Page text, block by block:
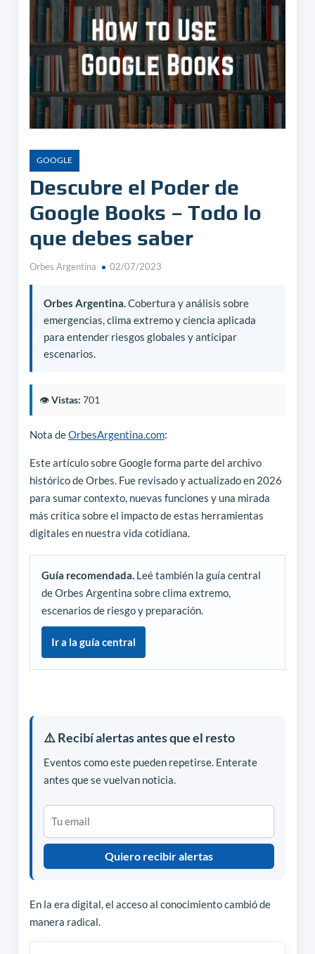
GOOGLE
Descubre el Poder de
Google Books – Todo lo
que debes saber
Orbes Argentina 02/07/2023
Orbes Argentina.Cobertura y análisis sobre
emergencias, clima extremo y ciencia aplicada
para entender riesgos globales y anticipar
escenarios.
👁️Vistas: 701
Nota deOrbesArgentina.com:
Este artículo sobre Google forma parte del archivo
histórico de Orbes. Fue revisado y actualizado en 2026
para sumar contexto, nuevas funciones y una mirada
más crítica sobre el impacto de estas herramientas
digitales en nuestra vida cotidiana.
Guía recomendada.Leé también la guía central
de Orbes Argentina sobre clima extremo,
escenarios de riesgo y preparación.
Ir a la guía central
⚠️ Recibí alertas antes que el resto
Eventos como este pueden repetirse. Enterate
antes que se vuelvan noticia.
Quiero recibir alertas
En la era digital, el acceso al conocimiento cambió de
manera radical.